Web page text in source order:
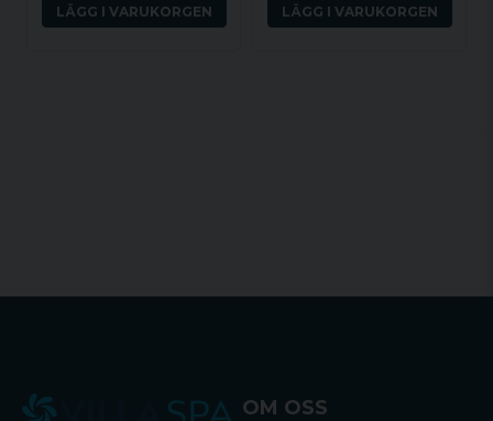
LÄGG I VARUKORGEN LÄGG I VARUKORGEN
OM OSS